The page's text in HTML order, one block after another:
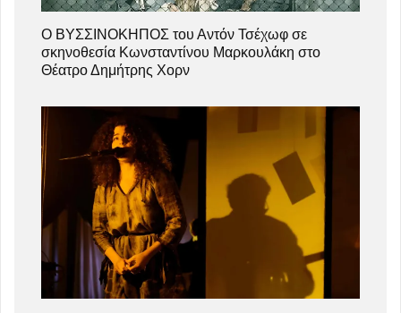
Ο ΒΥΣΣΙΝΟΚΗΠΟΣ του Αντόν Τσέχωφ σε
σκηνοθεσία Κωνσταντίνου Μαρκουλάκη στο
Θέατρο Δημήτρης Χορν